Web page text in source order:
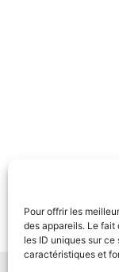
Pour offrir les
des appareils. Le
les ID uniques sur
caractéristiques et